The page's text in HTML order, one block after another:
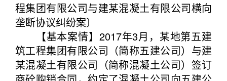
程集团有限公司与建某混凝土有限公司横向
垄断协议纠纷案〕
【基本案情】2017年3月，某地第五建
筑工程集团有限公司（简称五建公司）与建
某混凝土有限公司（简称混凝土公司）签订